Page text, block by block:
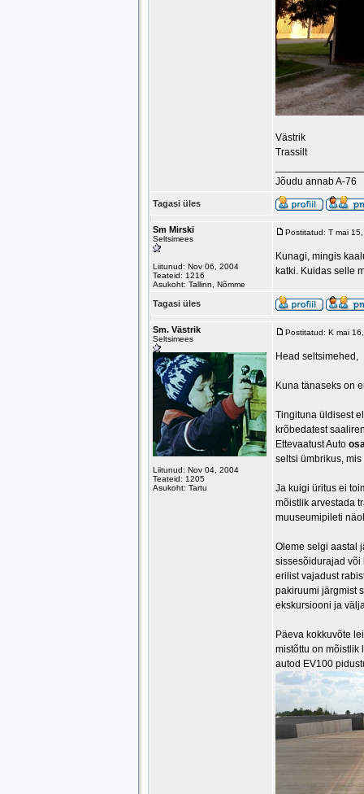
Västrik
Trassilt
Jõudu annab A-76
Tagasi üles
Sm Mirski
Seltsimees
Liitunud: Nov 06, 2004
Teateid: 1216
Asukoht: Tallinn, Nõmme
Postitatud: T mai
Kunagi, mingis
katki. Kuidas selle
Tagasi üles
Sm. Västrik
Seltsimees
Liitunud: Nov 04, 2004
Teateid: 1205
Asukoht: Tartu
Postitatud: K mai
Head seltsimehed,
Kuna tänaseks on
Tingituna üldisest
krõbedatest
Ettevaatust Auto
seltsi ümbrikus,
Ja kuigi üritus ei
mõistlik arvestada
muuseumipileti
Oleme selgi aastal
sissesõidurajad või
erilist vajadust
pakiruumi järgmist
ekskursiooni ja
Päeva kokkuvõte
mistõttu on mõistlik
autod EV100